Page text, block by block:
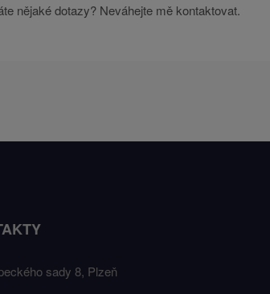
nějaké dotazy? Neváhejte mě kontaktovat.
sady 8, Plzeň